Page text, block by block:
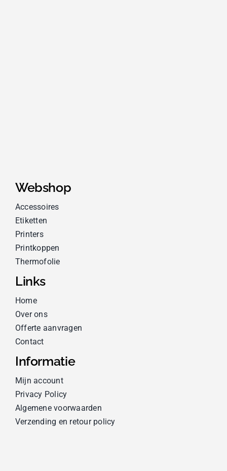
Webshop
Accessoires
Etiketten
Printers
Printkoppen
Thermofolie
Links
Home
Over ons
Offerte aanvragen
Contact
Informatie
Mijn account
Privacy Policy
Algemene voorwaarden
Verzending en retour policy